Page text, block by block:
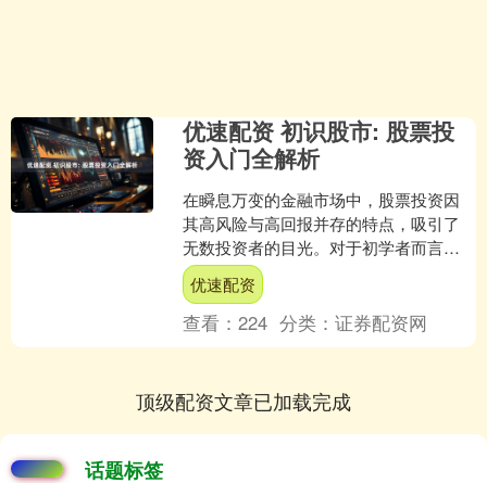
优速配资 初识股市: 股票投
资入门全解析
在瞬息万变的金融市场中，股票投资因
其高风险与高回报并存的特点，吸引了
无数投资者的目光。对于初学者而言，
踏入股市的大门既充满诱惑又伴随挑
战。本文旨在提供一份股票投....
优速配资
查看：224 分类：证券配资网
顶级配资文章已加载完成
话题标签